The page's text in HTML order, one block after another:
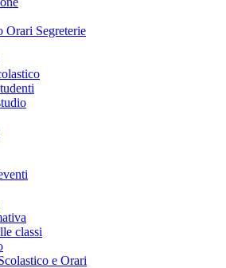
Orari Segreterie
classi
e Orari